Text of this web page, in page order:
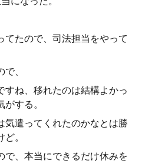
てたので、司法担当をやって
、
すね、移れたのは結構よかっ
する。
気遣ってくれたのかなとは勝
。
で、本当にできるだけ休みを